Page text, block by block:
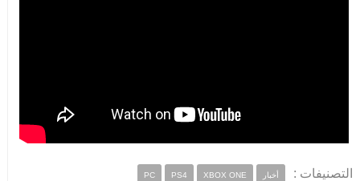
التصنيفات : أخبار PC PS4 XBOX ONE